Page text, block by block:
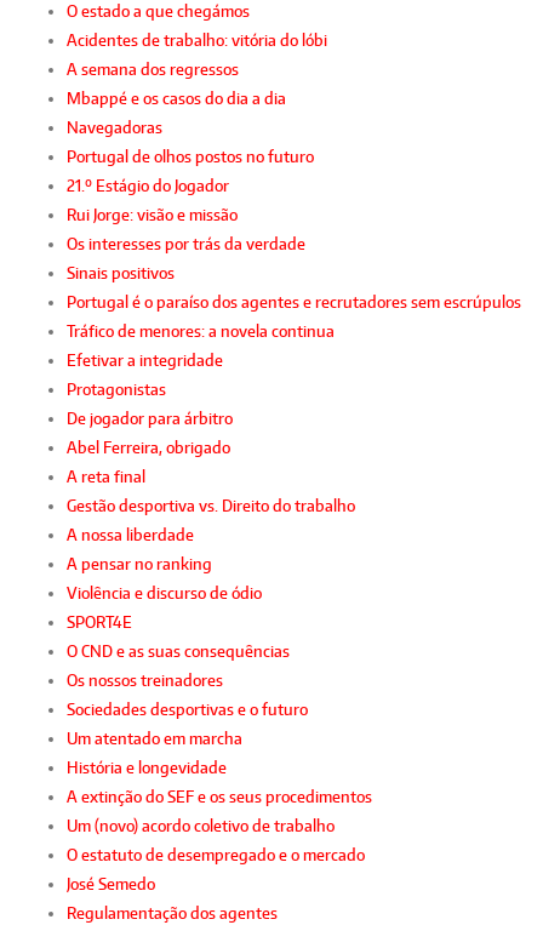
O estado a que chegámos
Acidentes de trabalho: vitória do lóbi
A semana dos regressos
Mbappé e os casos do dia a dia
Navegadoras
Portugal de olhos postos no futuro
21.º Estágio do Jogador
Rui Jorge: visão e missão
Os interesses por trás da verdade
Sinais positivos
Portugal é o paraíso dos agentes e recrutadores sem escrúpulos
Tráfico de menores: a novela continua
Efetivar a integridade
Protagonistas
De jogador para árbitro
Abel Ferreira, obrigado
A reta final
Gestão desportiva vs. Direito do trabalho
A nossa liberdade
A pensar no ranking
Violência e discurso de ódio
SPORT4E
O CND e as suas consequências
Os nossos treinadores
Sociedades desportivas e o futuro
Um atentado em marcha
História e longevidade
A extinção do SEF e os seus procedimentos
Um (novo) acordo coletivo de trabalho
O estatuto de desempregado e o mercado
José Semedo
Regulamentação dos agentes